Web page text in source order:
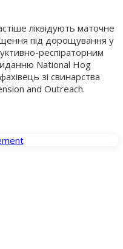
ліквідують маточне
під дорощування у
респіраторним
National Hog
зі свинарства
and Outreach.